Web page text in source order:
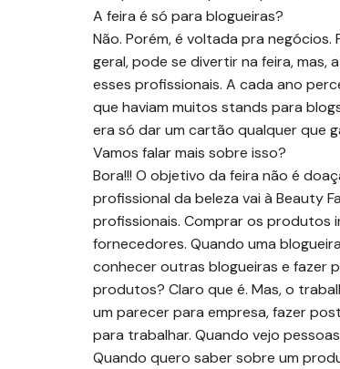
A feira é só para blogueiras?
Não. Porém, é voltada pra
geral, pode se divertir na feira,
esses profissionais. A cada ano
que haviam muitos stands para
era só dar um cartão qualquer que
Vamos falar mais sobre isso?
Bora!!! O objetivo da feira não é
profissional da beleza vai à Beauty
profissionais. Comprar os
fornecedores. Quando uma
conhecer outras blogueiras e fazer
produtos? Claro que é. Mas, o
um parecer para empresa, fazer
para trabalhar. Quando vejo
Quando quero saber sobre um